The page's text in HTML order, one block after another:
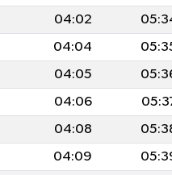
04:02
04:04
04:05
04:06
04:08
04:09